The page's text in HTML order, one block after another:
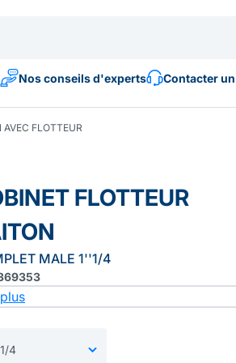
Nos conseils d'experts Contacter
FLOTTEUR
FLOTTEUR
MALE 1''1/4